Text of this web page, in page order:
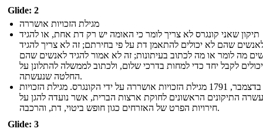
Glide: 2
מגילת הזכויות אושררה
תיקון שאני קונגרס לא צריך לומר כי האומה יש רק דת אחת, או להגיד
שהם לא יכולים להתאמן דת על פי בחירתם; זה לא צריך להגיד
מה לומר או מה לכתוב בעיתונות; זה לא אמור להגיד לאנשים שהם
יכולים לקבל יחד כדי למחות בדרכי שלום, ולכתוב לממשלה להתלונן על
החלטה שנעשתה.
ב -15 בדצמבר, 1791 מגילת הזכויות אושררה על ידי הקונגרס. מגילת הזכויות
התיקונים הראשונים לחוקת ארצות הברית, אשר נועדה להגן על
חירויות הפרט של האזרחים כגון חופש ביטוי, דת, והרכבה.
Glide: 3